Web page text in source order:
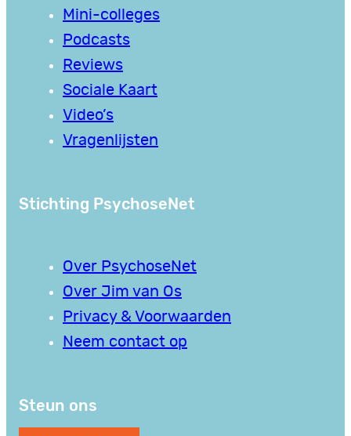
Mini-colleges
Podcasts
Reviews
Sociale Kaart
Video’s
Vragenlijsten
Stichting PsychoseNet
Over PsychoseNet
Over Jim van Os
Privacy & Voorwaarden
Neem contact op
Steun ons